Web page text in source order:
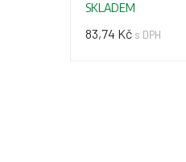
SKLADEM
83,74 Kč s DPH